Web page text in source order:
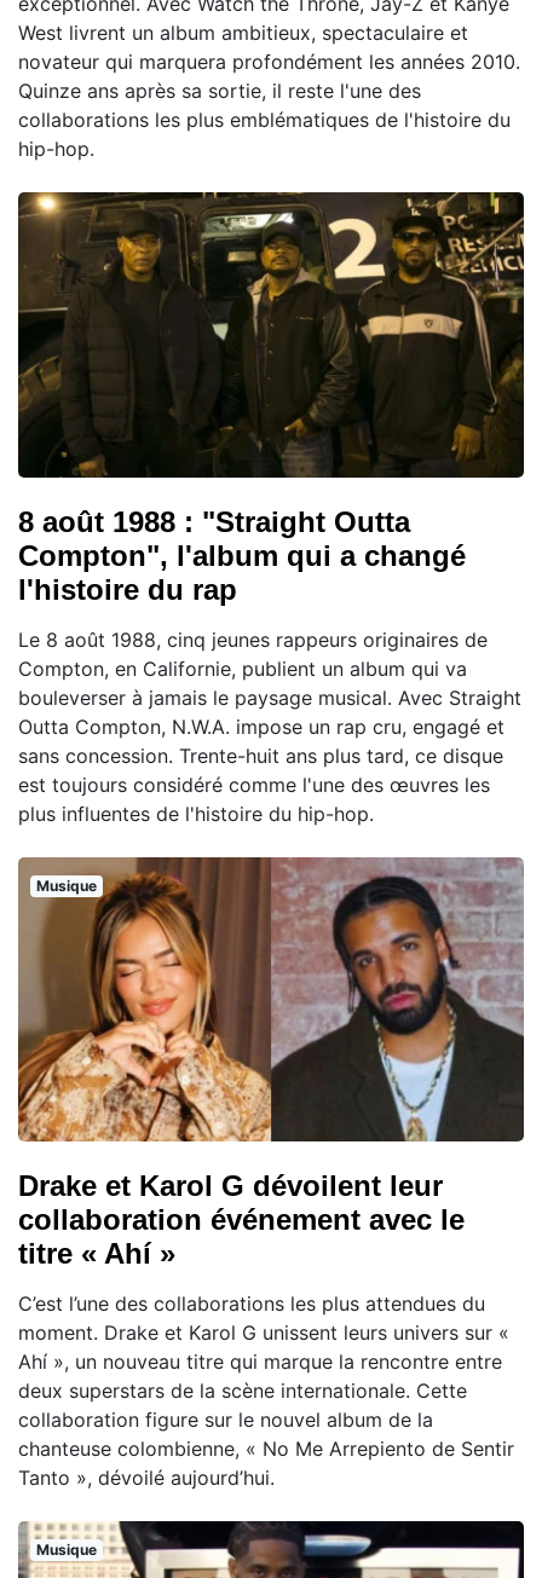
West livrent un album ambitieux, spectaculaire et
novateur qui marquera profondément les années 2010.
Quinze ans après sa sortie, il reste l'une des
collaborations les plus emblématiques de l'histoire du
hip-hop.
8 août 1988 : "Straight Outta
Compton", l'album qui a changé
l'histoire du rap
Le 8 août 1988, cinq jeunes rappeurs originaires de
Compton, en Californie, publient un album qui va
bouleverser à jamais le paysage musical. Avec Straight
Outta Compton, N.W.A. impose un rap cru, engagé et
sans concession. Trente-huit ans plus tard, ce disque
est toujours considéré comme l'une des œuvres les
plus influentes de l'histoire du hip-hop.
Musique
Drake et Karol G dévoilent leur
collaboration événement avec le
titre « Ahí »
C’est l’une des collaborations les plus attendues du
moment. Drake et Karol G unissent leurs univers sur «
Ahí », un nouveau titre qui marque la rencontre entre
deux superstars de la scène internationale. Cette
collaboration figure sur le nouvel album de la
chanteuse colombienne, « No Me Arrepiento de Sentir
Tanto », dévoilé aujourd’hui.
Musique